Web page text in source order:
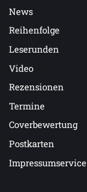
News
Reihenfolge
Leserunden
Video
Rezensionen
Termine
Coverbewertung
Postkarten
Impressumservice